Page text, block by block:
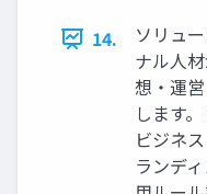
14.
ソリュ
ナル人
想・運
します
ビジネ
ランデ